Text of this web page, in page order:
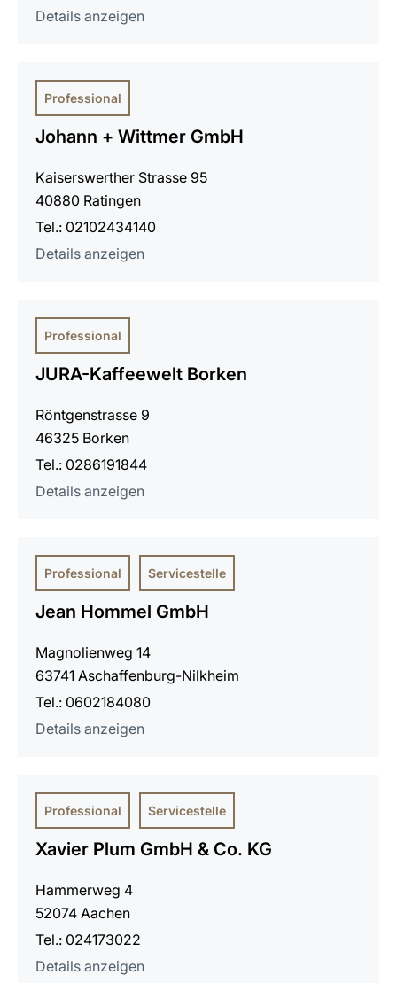
Details anzeigen
Professional
Johann + Wittmer GmbH
Kaiserswerther Strasse 95
40880 Ratingen
Tel.: 02102434140
Details anzeigen
Professional
JURA-Kaffeewelt Borken
Röntgenstrasse 9
46325 Borken
Tel.: 0286191844
Details anzeigen
Professional Servicestelle
Jean Hommel GmbH
Magnolienweg 14
63741 Aschaffenburg-Nilkheim
Tel.: 0602184080
Details anzeigen
Professional Servicestelle
Xavier Plum GmbH & Co. KG
Hammerweg 4
52074 Aachen
Tel.: 024173022
Details anzeigen